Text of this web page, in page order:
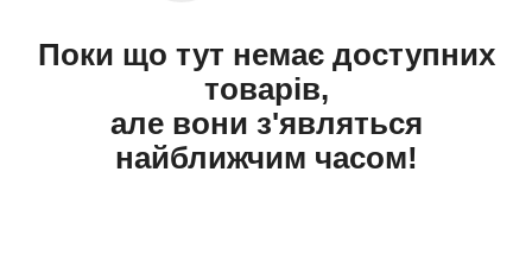
Поки що тут немає доступних
товарів,
але вони з'являться
найближчим часом!